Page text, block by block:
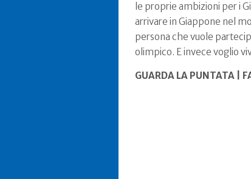
le proprie ambizioni per i
arrivare in Giappone nel
persona che vuole
olimpico. E invece voglio
GUARDA LA PUNTATA |